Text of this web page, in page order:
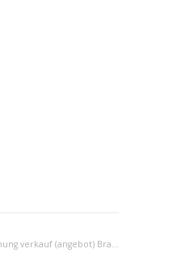
3-zimmer-wohnung verkauf (angebot) Bratislava III